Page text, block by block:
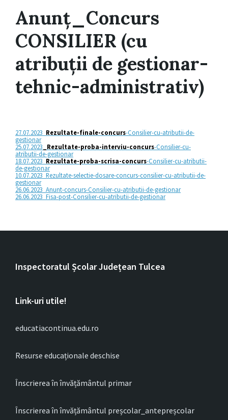
Anunț_Concurs
CONSILIER (cu
atribuții de gestionar-
tehnic-administrativ)
27.07.2023_ Rezultate-finale-concurs-Consilier-cu-atributii-de-
gestionar
25.07.2023 _Rezultate-proba-interviu-concurs-Consilier-cu-
atributii-de-gestionar
18.07.2023_ Rezultate-proba-scrisa-concurs-Consilier-cu-atributii-
de-gestionar
10.07.2023_Rezultate-selectie-dosare-concurs-consilier-cu-atributii-de-
gestionar
26.06.2023_Anunt-concurs-Consilier-cu-atributii-de-gestionar
26.06.2023_Fisa-post-Consilier-cu-atributii-de-gestionar
Inspectoratul Școlar Județean Tulcea
Link-uri utile!
educatiacontinua.edu.ro
Resurse educaționale deschise
Înscrierea în învățământul primar
Înscrierea în învățământul preșcolar_antepreșcolar